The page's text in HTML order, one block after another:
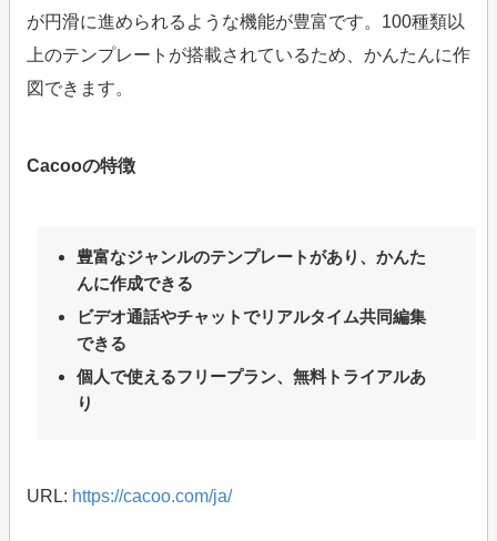
が円滑に進められるような機能が豊富です。100種類以
上のテンプレートが搭載されているため、かんたんに作
図できます。
Cacooの特徴
豊富なジャンルのテンプレートがあり、かんた
んに作成できる
ビデオ通話やチャットでリアルタイム共同編集
できる
個人で使えるフリープラン、無料トライアルあ
り
URL: https://cacoo.com/ja/